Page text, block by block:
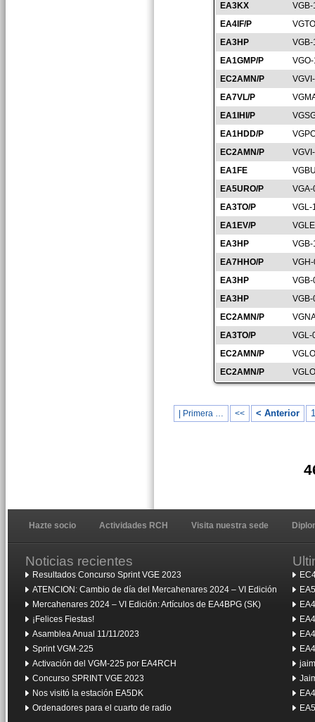
EA3KX
EA4IF/P
EA3HP
EA1GMP/P
EC2AMN/P
EA7VL/P
EA1IHI/P
EA1HDD/P
EC2AMN/P
EA1FE
EA5URO/P
EA3TO/P
VGL-
EA1EV/P
EA3HP
EA7HHO/P
EA3HP
EA3HP
EC2AMN/P
EA3TO/P
VGL-
EC2AMN/P
EC2AMN/P
| Primera … << < Anterior
Hazte socio Actividades RCH Visita nuestra sede
Noticias recientes
Resultados Concurso Sprint VGE 2023
ATENCION: Cambio de día del Mercahenares 2024 – VI Edición
Mercahenares 2024 – VI Edición: Artículos de EA4BPG (SK)
¡Felices Fiestas!
Asamblea Anual 11/11/2023
Sprint VGM-225
Activación del VGM-225 por EA4RCH
Concurso SPRINT VGE 2023
Nos visitó la estación EA5DK
Ordenadores para el cuarto de radio